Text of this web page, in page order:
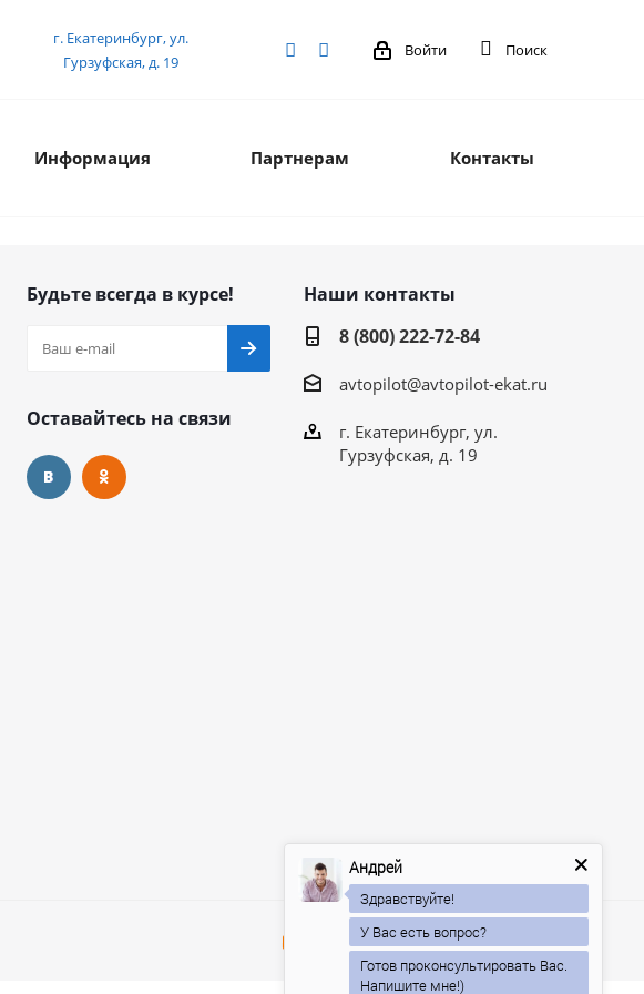
г. Екатеринбург, ул.
Гурзуфская, д. 19
Войти Поиск
Информация Партнерам Контакты
Будьте всегда в курсе!
Оставайтесь на связи
Наши контакты
8 (800) 222-72-84
avtopilot@avtopilot-ekat.ru
г. Екатеринбург, ул.
Гурзуфская, д. 19
Андрей
Здравствуйте!
У Вас есть вопрос?
Готов проконсультировать Вас.
Напишите мне!)